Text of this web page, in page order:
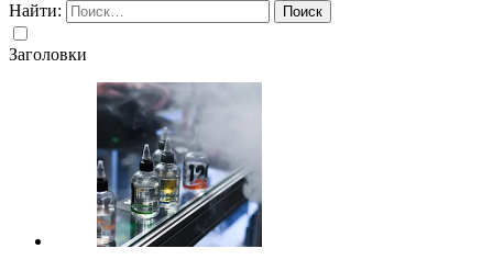
Найти:
Заголовки